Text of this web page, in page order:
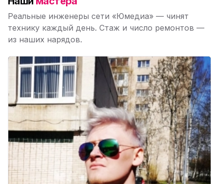
Реальные инженеры сети «Юмедиа» — чинят
технику каждый день. Стаж и число ремонтов —
из наших нарядов.